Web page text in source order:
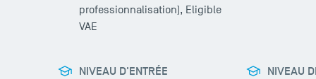
professionnalisation), Eligible
VAE
NIVEAU D'ENTRÉE NIVEAU